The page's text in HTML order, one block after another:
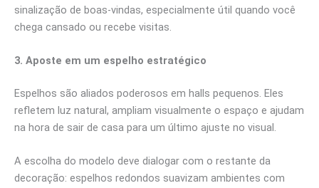
sinalização de boas-vindas, especialmente útil quando você
chega cansado ou recebe visitas.
3. Aposte em um espelho estratégico
Espelhos são aliados poderosos em halls pequenos. Eles
refletem luz natural, ampliam visualmente o espaço e ajudam
na hora de sair de casa para um último ajuste no visual.
A escolha do modelo deve dialogar com o restante da
decoração: espelhos redondos suavizam ambientes com